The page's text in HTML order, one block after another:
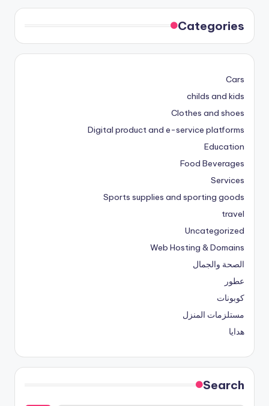
Categories
Cars
childs and kids
Clothes and shoes
Digital product and e-service platforms
Education
Food Beverages
Services
Sports supplies and sporting goods
travel
Uncategorized
Web Hosting & Domains
الصحة والجمال
عطور
كوبونات
مستلزمات المنزل
هدايا
Search